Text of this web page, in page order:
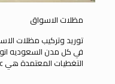
مظلات الاسواق
توريد وتركيب مظلات
في كل مدن السعوديه
التغطيات المعتمدة هي pvc و pvdf وبوثلين باشكال